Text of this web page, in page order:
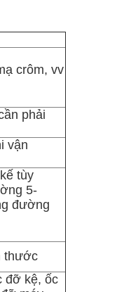
crôm, vv
phải
vận
tùy
5-
đường
thước
đỡ kệ, ốc